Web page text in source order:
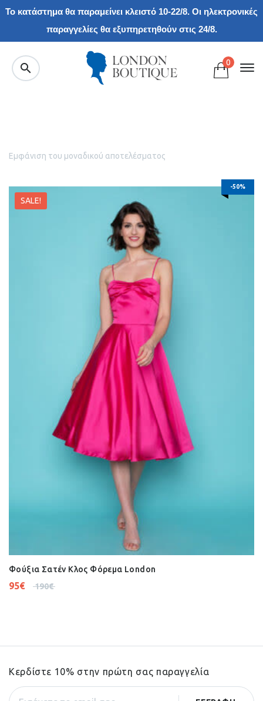
Το κατάστημα θα παραμείνει κλειστό 10-22/8. Οι ηλεκτρονικές
παραγγελίες θα εξυπηρετηθούν στις 24/8.
0
Εμφάνιση του μοναδικού αποτελέσματος
-50%
SALE!
Φούξια Σατέν Κλος Φόρεμα London
190€
95€
Κερδίστε 10% στην πρώτη σας παραγγελία